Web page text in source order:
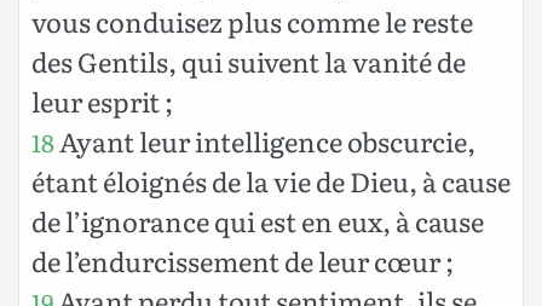
vous conduisez plus comme le reste
des Gentils, qui suivent la vanité de
leur esprit ;
18Ayant leur intelligence obscurcie,
étant éloignés de la vie de Dieu, à cause
de l’ignorance qui est en eux, à cause
de l’endurcissement de leur cœur ;